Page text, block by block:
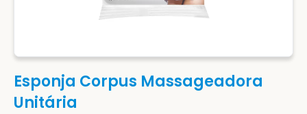
Esponja Corpus Massageadora
Unitária